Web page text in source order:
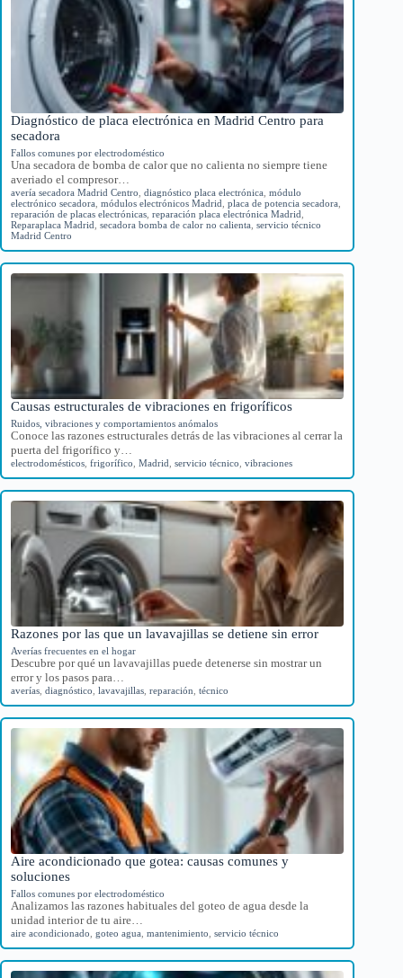
Diagnóstico de placa electrónica en Madrid Centro para
secadora
Fallos comunes por electrodoméstico
Una secadora de bomba de calor que no calienta no siempre tiene
averiado el compresor…
avería secadora Madrid Centro diagnóstico placa electrónica módulo
electrónico secadora módulos electrónicos Madrid placa de potencia secadora
reparación de placas electrónicas reparación placa electrónica Madrid
Reparaplaca Madrid secadora bomba de calor no calienta servicio técnico
Madrid Centro
Causas estructurales de vibraciones en frigoríficos
Ruidos, vibraciones y comportamientos anómalos
Conoce las razones estructurales detrás de las vibraciones al cerrar la
puerta del frigorífico y…
electrodomésticos frigorífico Madrid servicio técnico vibraciones
Razones por las que un lavavajillas se detiene sin error
Averías frecuentes en el hogar
Descubre por qué un lavavajillas puede detenerse sin mostrar un
error y los pasos para…
averías diagnóstico lavavajillas reparación técnico
Aire acondicionado que gotea: causas comunes y
soluciones
Fallos comunes por electrodoméstico
Analizamos las razones habituales del goteo de agua desde la
unidad interior de tu aire…
aire acondicionado goteo agua mantenimiento servicio técnico